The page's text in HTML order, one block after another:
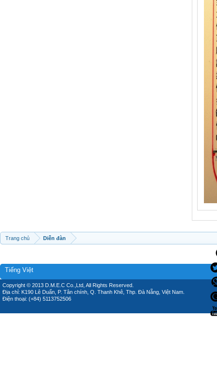
Trang chủ Diễn đàn
Tiếng Việt
Copyright © 2013 D.M.E.C Co.,Ltd, All Rights Reserved.
Địa chỉ: K190 Lê Duẩn, P. Tân chính, Q. Thanh Khê, Thp. Đà Nẵng, Việt Nam.
Điện thoại: (+84) 5113752506